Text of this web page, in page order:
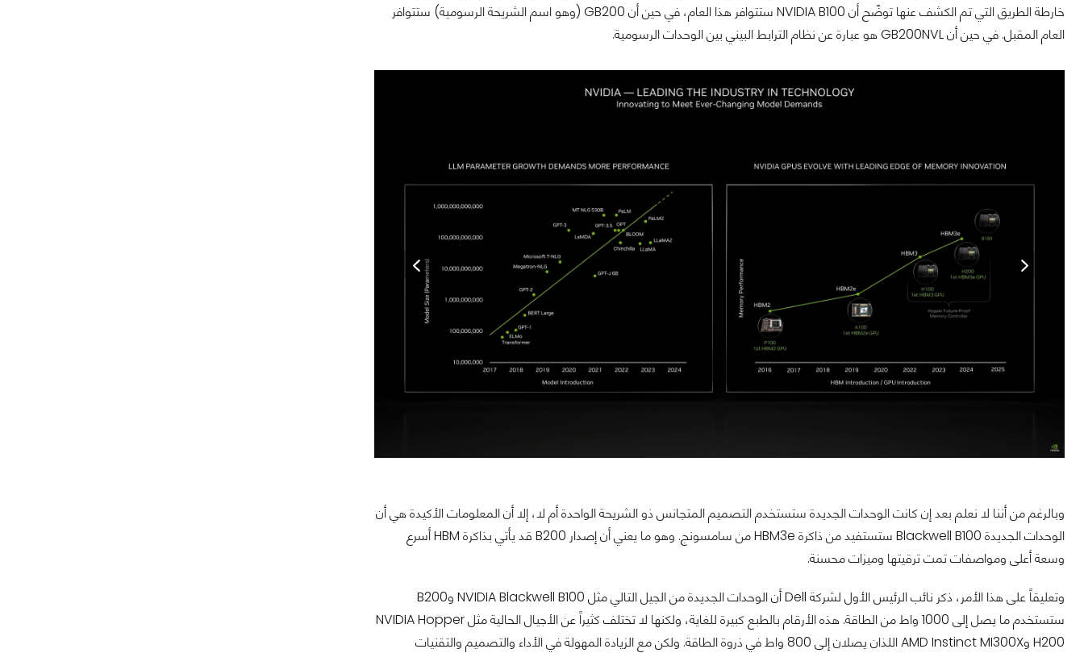
خارطة الطريق التي تم الكشف عنها توضّح أن NVIDIA B100 ستتوافر هذا العام، في حين أن GB200 (وهو اسم الشريحة الرسومية) ستتوافر
العام المقبل. في حين أن GB200NVL هو عبارة عن نظام الترابط البيني بين الوحدات الرسومية.
وبالرغم من أننا لا نعلم بعد إن كانت الوحدات الجديدة ستستخدم التصميم المتجانس ذو الشريحة الواحدة أم لا، إلا أن المعلومات الأكيدة هي أن
الوحدات الجديدة Blackwell B100 ستستفيد من ذاكرة HBM3e من سامسونج. وهو ما يعني أن إصدار B200 قد يأتي بذاكرة HBM أسرع
وسعة أعلى ومواصفات تمت ترقيتها وميزات محسنة.
وتعليقاً على هذا الأمر، ذكر نائب الرئيس الأول لشركة Dell أن الوحدات الجديدة من الجيل التالي مثل NVIDIA Blackwell B100 وB200
ستستخدم ما يصل إلى 1000 واط من الطاقة. هذه الأرقام بالطبع كبيرة للغاية، ولكنها لا تختلف كثيراً عن الأجيال الحالية مثل NVIDIA Hopper
H200 وAMD Instinct MI300X اللذان يصلان إلى 800 واط في ذروة الطاقة. ولكن مع الزيادة المهولة في الأداء والتصميم والتقنيات